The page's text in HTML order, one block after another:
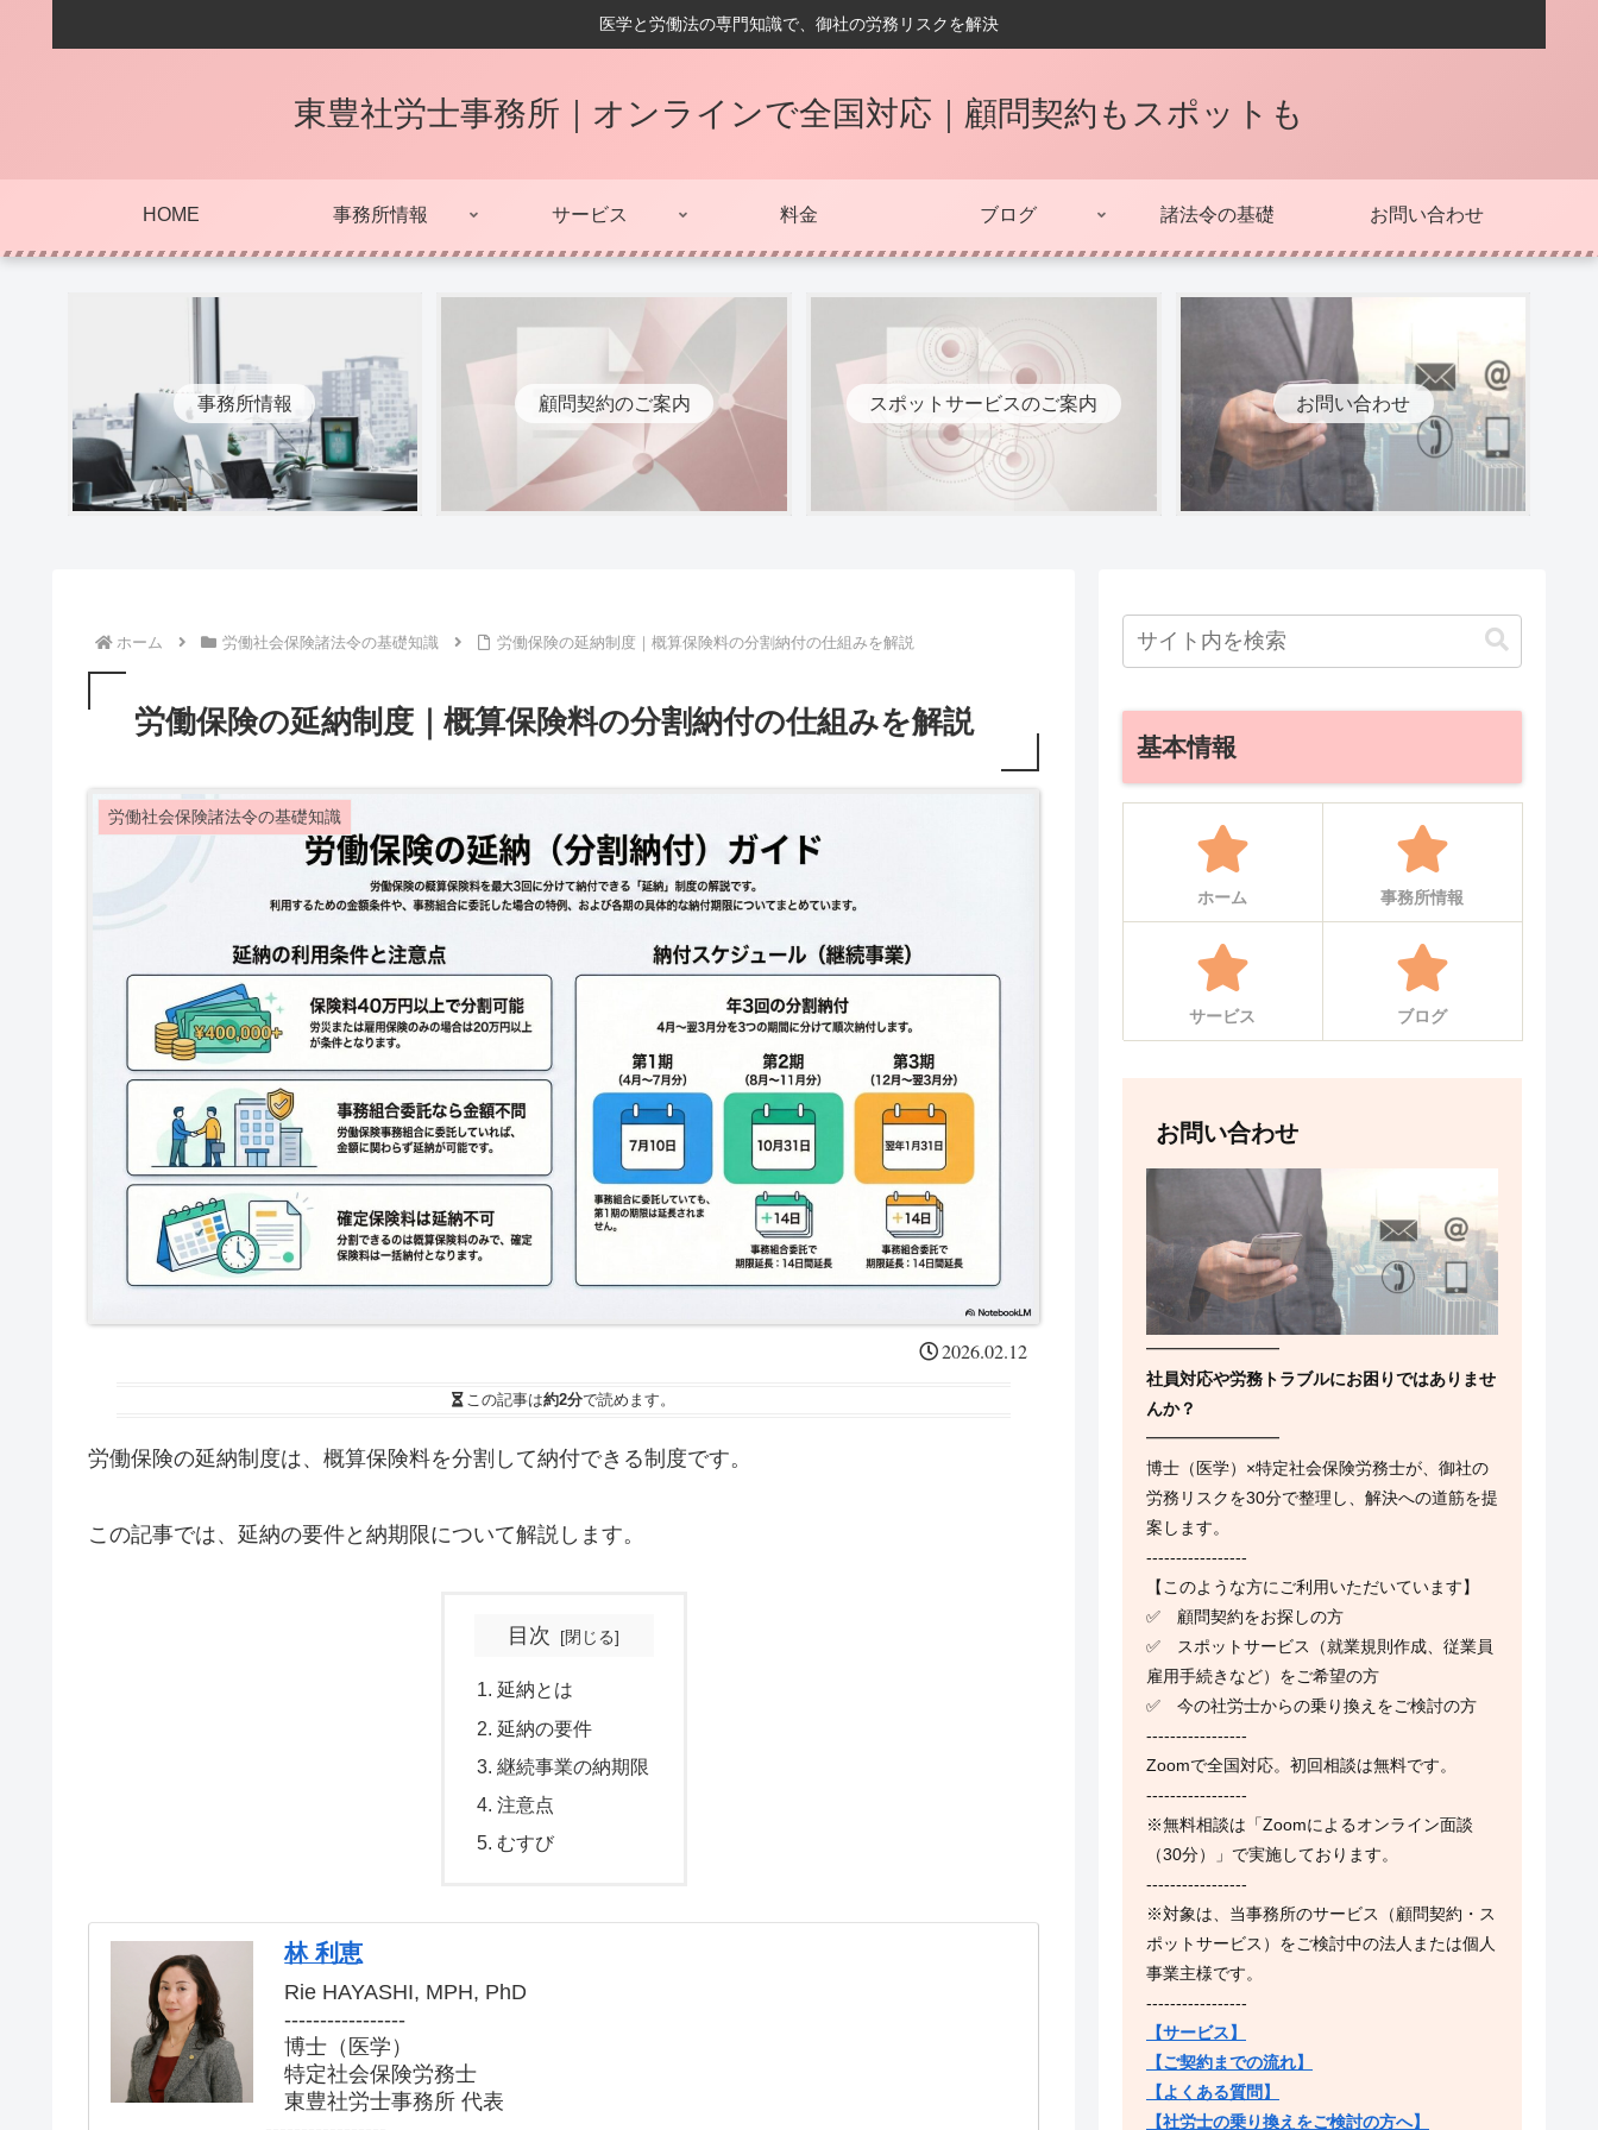
医学と労働法の専門知識で、御社の労務リスクを解決
東豊社労士事務所｜オンラインで全国対応｜顧問契約もスポットも
HOME 事務所情報 サービス 料金 ブログ 諸法令の基礎 お問い合わせ
事務所情報 顧問契約のご案内 スポットサービスのご案内 お問い合わせ
ホーム 労働社会保険諸法令の基礎知識 労働保険の延納制度｜概算保険料の分割納付の仕組みを解説
労働保険の延納制度｜概算保険料の分割納付の仕組みを解説
労働社会保険諸法令の基礎知識
2026.02.12
この記事は約2分で読めます。
労働保険の延納制度は、概算保険料を分割して納付できる制度です。
この記事では、延納の要件と納期限について解説します。
目次
延納とは
延納の要件
継続事業の納期限
注意点
むすび
林 利恵
Rie HAYASHI, MPH, PhD
-----------------
博士（医学）
特定社会保険労務士
東豊社労士事務所 代表
基本情報
ホーム 事務所情報
サービス ブログ
お問い合わせ
━━━━━━━━
社員対応や労務トラブルにお困りではありませ
んか？
━━━━━━━━
博士（医学）×特定社会保険労務士が、御社の
労務リスクを30分で整理し、解決への道筋を提
案します。
-----------------
【このような方にご利用いただいています】
✅ 顧問契約をお探しの方
✅ スポットサービス（就業規則作成、従業員
雇用手続きなど）をご希望の方
✅ 今の社労士からの乗り換えをご検討の方
-----------------
Zoomで全国対応。初回相談は無料です。
-----------------
※無料相談は「Zoomによるオンライン面談
（30分）」で実施しております。
-----------------
※対象は、当事務所のサービス（顧問契約・ス
ポットサービス）をご検討中の法人または個人
事業主様です。
-----------------
【サービス】
【ご契約までの流れ】
【よくある質問】
【社労士の乗り換えをご検討の方へ】